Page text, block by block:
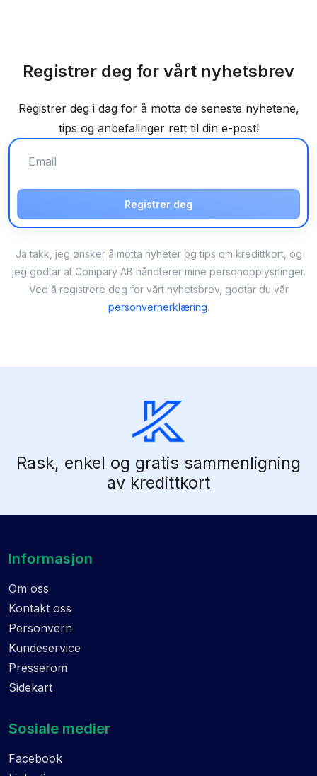
Registrer deg for vårt nyhetsbrev
Registrer deg i dag for å motta de seneste nyhetene,
tips og anbefalinger rett til din e-post!
Registrer deg
Ja takk, jeg ønsker å motta nyheter og tips om kredittkort, og
jeg godtar at Compary AB håndterer mine personopplysninger.
Ved å registrere deg for vårt nyhetsbrev, godtar du vår
personvernerklæring.
Rask, enkel og gratis sammenligning
av kredittkort
Informasjon
Om oss
Kontakt oss
Personvern
Kundeservice
Presserom
Sidekart
Sosiale medier
Facebook